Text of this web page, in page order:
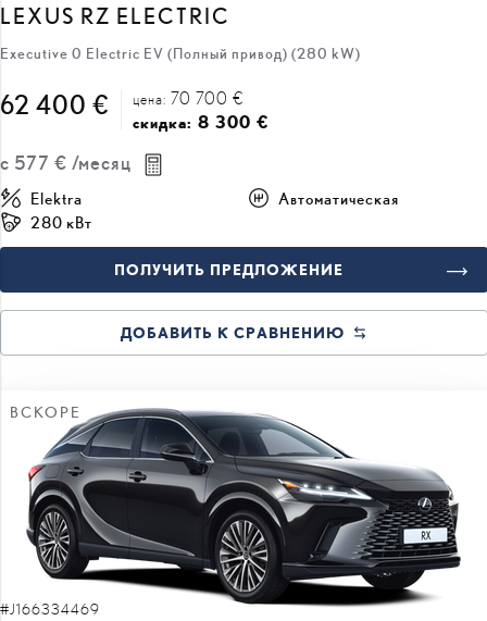
LEXUS RZ ELECTRIC
Executive 0 Electric EV (Полный привод) (280 kW)
62 400 € цена: 70 700 €
скидка: 8 300 €
с 577 € /месяц
Elektra
Автоматическая
280 кВт
ПОЛУЧИТЬ ПРЕДЛОЖЕНИЕ
ДОБАВИТЬ К СРАВНЕНИЮ
ВСКОРЕ
#J166334469